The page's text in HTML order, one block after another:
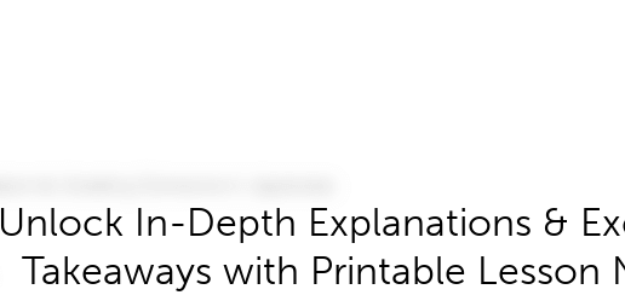
Unlock In-Depth Explanations &
Takeaways with Printable Lesson